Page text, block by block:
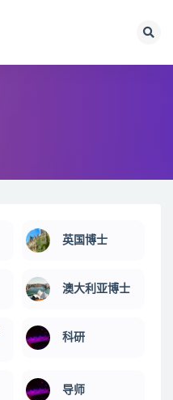
英国博士
澳大利亚博士
科研
导师